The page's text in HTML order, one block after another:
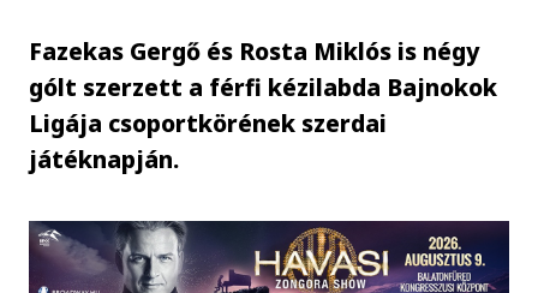
Fazekas Gergő és Rosta Miklós is négy
gólt szerzett a férfi kézilabda Bajnokok
Ligája csoportkörének szerdai
játéknapján.